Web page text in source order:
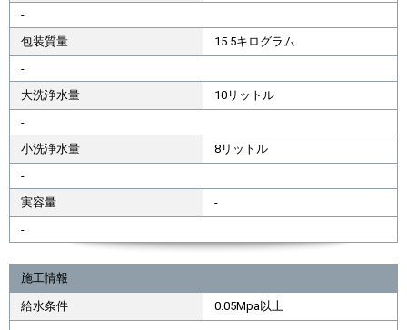
-
包装質量
15.5キログラム
-
大洗浄水量
10リットル
-
小洗浄水量
8リットル
-
実容量
-
-
施工情報
給水条件
0.05Mpa以上